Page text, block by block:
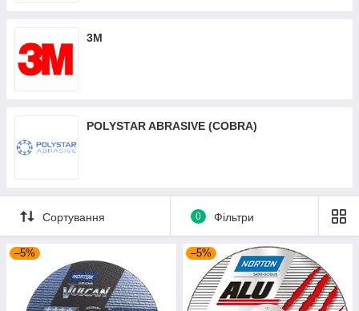
3M
POLYSTAR ABRASIVE (COBRA)
Сортування 0 Фільтри
–5% –5%